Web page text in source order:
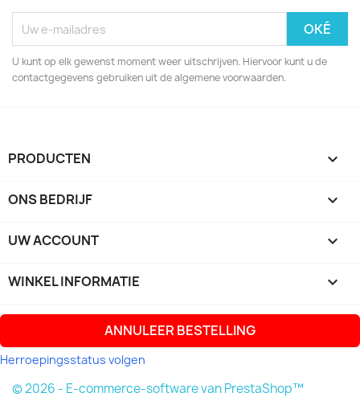
U kunt op elk gewenst moment weer uitschrijven. Hiervoor kunt u de
contactgegevens gebruiken uit de algemene voorwaarden.
PRODUCTEN 
ONS BEDRIJF 
UW ACCOUNT 
WINKEL INFORMATIE keyboard_arrow_down
ANNULEER BESTELLING
Herroepingsstatus volgen
© 2026 - E-commerce-software van PrestaShop™